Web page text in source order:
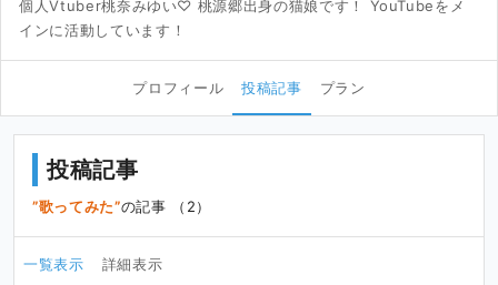
個人Vtuber桃奈みゆい♡ 桃源郷出身の猫娘です！ YouTubeをメ
インに活動しています！
プロフィール 投稿記事 プラン
投稿記事
歌ってみた の記事 （2）
一覧表示 詳細表示